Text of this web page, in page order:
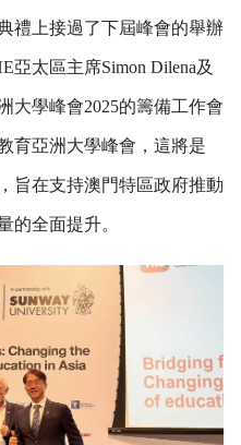
禮上接過了下屆峰會的舉辦
亞太區主席Simon Dilena及
大學峰會2025的籌備工作會
育亞洲大學峰會，這將是
旨在支持澳門特區政府推動
的全面提升。